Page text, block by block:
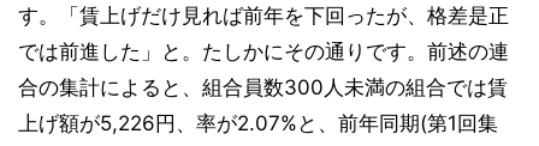
す。「賃上げだけ見れば前年を下回ったが、格差是正
では前進した」と。たしかにその通りです。前述の連
合の集計によると、組合員数300人未満の組合では賃
上げ額が5,226円、率が2.07%と、前年同期(第1回集